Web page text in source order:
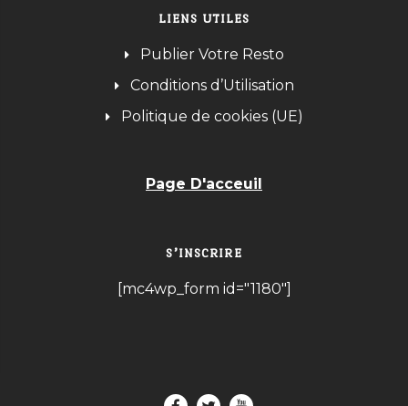
LIENS UTILES
Publier Votre Resto
Conditions d’Utilisation
Politique de cookies (UE)
Page D'acceuil
S’INSCRIRE
[mc4wp_form id="1180"]